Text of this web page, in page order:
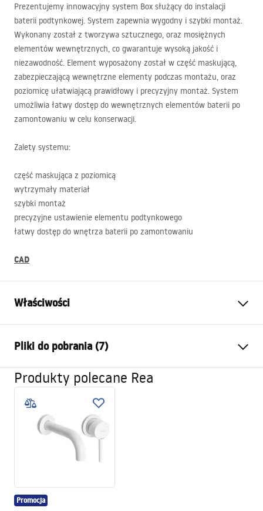
Prezentujemy innowacyjny system Box służący do instalacji
baterii podtynkowej. System zapewnia wygodny i szybki montaż.
Wykonany został z tworzywa sztucznego, oraz mosiężnych
elementów wewnętrznych, co gwarantuje wysoką jakość i
niezawodność. Element wyposażony został w część maskującą,
zabezpieczającą wewnętrzne elementy podczas montażu, oraz
poziomicę ułatwiającą prawidłowy i precyzyjny montaż. System
umożliwia łatwy dostęp do wewnętrznych elementów baterii po
zamontowaniu w celu konserwacji.
Zalety systemu:
część maskująca z poziomicą
wytrzymały materiał
szybki montaż
precyzyjne ustawienie elementu podtynkowego
łatwy dostęp do wnętrza baterii po zamontowaniu
CAD
Właściwości
Sposób montażu:
Kolor:
Biały
Rodzaj wylewki:
Materiał:
Zasięg wylewki:
Wysokość (mm):
Pliki do pobrania (7)
Instrukcja montażu
manual
manual podt.pdf
Warunki bezpieczeństwa
WARUNKI BEZPIECZENSTWA BATERIE.pdf
Produkty polecane Rea
Promocja